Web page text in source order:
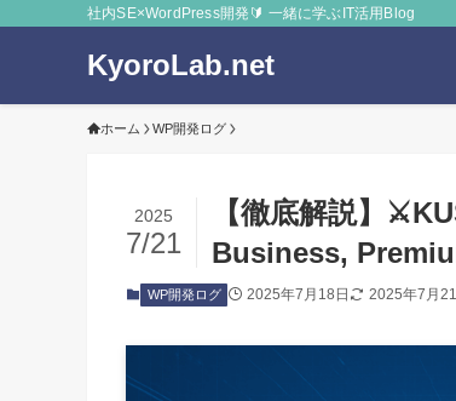
社内SE×WordPress開発🔰 一緒に学ぶIT活用Blog
KyoroLab.net
ホーム WP開発ログ
【徹底解説】
Business,
2025
7/21
WP開発ログ 2025年7月18日 2025年7月